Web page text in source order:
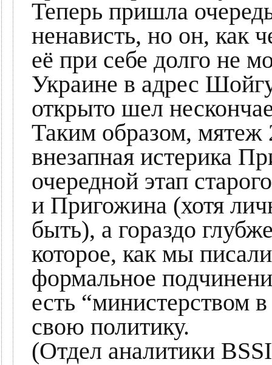
Теперь пришла
ненависть, но он, как
её при себе долго не
Украине в адрес
открыто шел
Таким образом, мятеж
внезапная истерика
очередной этап
и Пригожина (хотя
быть), а гораздо
которое, как мы
формальное
есть “министерством
свою политику.
(Отдел аналитики